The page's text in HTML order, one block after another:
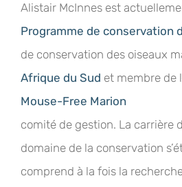
Alistair McInnes est
Programme de conservation
de conservation des oiseaux
Afrique du Sud et membre de
Mouse-Free Marion
comité de gestion. La carrière
domaine de la conservation
comprend à la fois la